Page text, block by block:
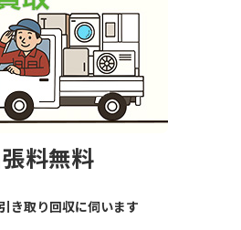
料無料
き取り回収に伺います